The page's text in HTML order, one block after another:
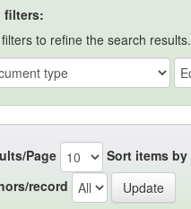
filters:
to refine the search results.
Page Sort items by
record